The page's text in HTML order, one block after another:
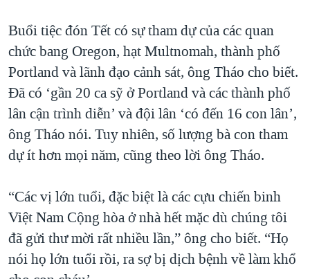
Buổi tiệc đón Tết có sự tham dự của các quan
chức bang Oregon, hạt Multnomah, thành phố
Portland và lãnh đạo cảnh sát, ông Tháo cho biết.
Đã có ‘gần 20 ca sỹ ở Portland và các thành phố
lân cận trình diễn’ và đội lân ‘có đến 16 con lân’,
ông Tháo nói. Tuy nhiên, số lượng bà con tham
dự ít hơn mọi năm, cũng theo lời ông Tháo.
“Các vị lớn tuổi, đặc biệt là các cựu chiến binh
Việt Nam Cộng hòa ở nhà hết mặc dù chúng tôi
đã gửi thư mời rất nhiều lần,” ông cho biết. “Họ
nói họ lớn tuổi rồi, ra sợ bị dịch bệnh về làm khổ